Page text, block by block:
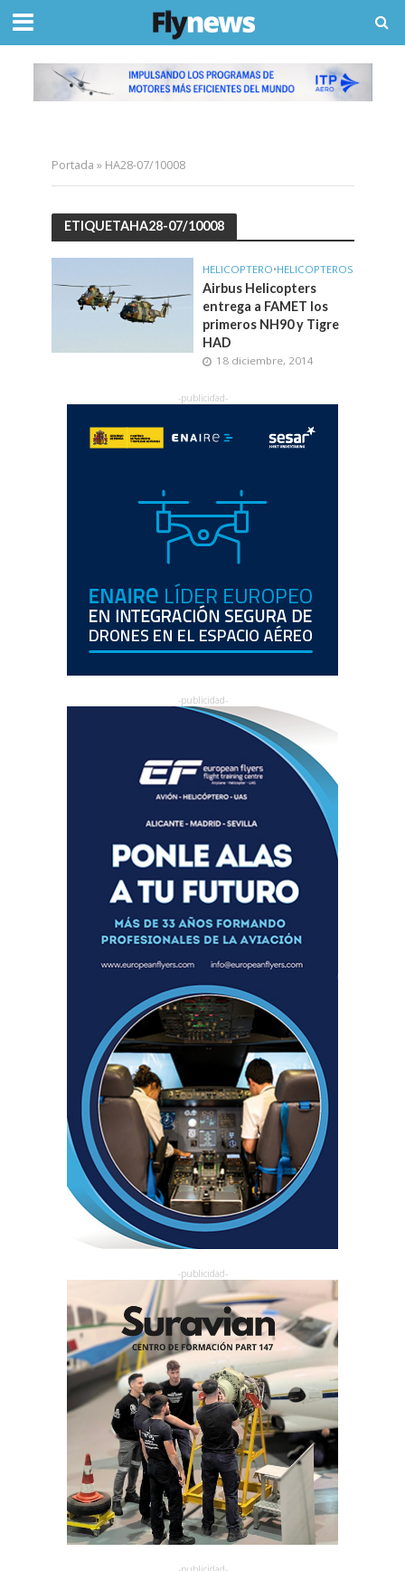
Portada » HA28-07/10008
ETIQUETAHA28-07/10008
HELICOPTERO•HELICOPTEROS
Airbus Helicopters
entrega a FAMET los
primeros NH90 y Tigre
HAD
18 diciembre, 2014